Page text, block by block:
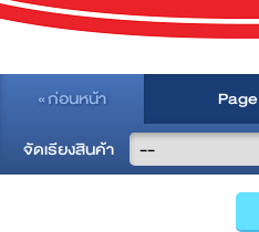
« ก่อนหน้า Page
จัดเรียงสินค้า